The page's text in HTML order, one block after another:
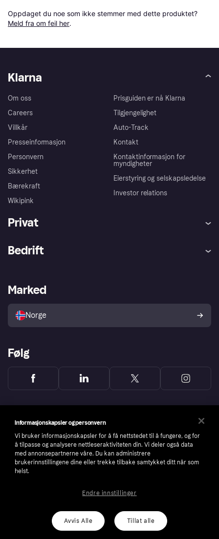
Oppdaget du noe som ikke stemmer med dette produktet?
Meld fra om feil her.
Klarna
Om oss
Careers
Villkår
Presseinformasjon
Personvern
Sikkerhet
Bærekraft
Wikipink
Prisguiden er nå Klarna
Tilgjengelighet
Auto-Track
Kontakt
Kontaktinformasjon for
myndigheter
Eierstyring og selskapsledelse
Investor relations
Privat
Utforsk butikker
Bedrift
Merchant portal
Marked
Norge
Følg
number: 556737-0431
Cookies Klarna.com
Informasjonskapsler og personvern
Vi bruker informasjonskapsler for å få nettstedet til å fungere, og for
å tilpasse og analysere nettleseraktiviteten din. Vi deler også data
med annonsepartnerne våre. Du kan administrere
brukerinnstillingene dine eller trekke tilbake samtykket ditt når som
helst.
Avvis Alle Tillat alle
Endre innstillinger